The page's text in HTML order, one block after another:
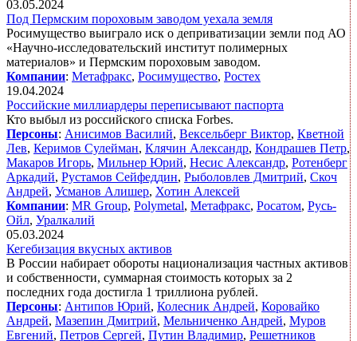
03.05.2024
Под Пермским пороховым заводом уехала земля
Росимущество выиграло иск о деприватизации земли под АО
«Научно-исследовательский институт полимерных
материалов» и Пермским пороховым заводом.
Компании: Метафракс, Росимущество, Ростех
19.04.2024
Российские миллиардеры переписывают паспорта
Кто выбыл из российского списка Forbes.
Персоны: Анисимов Василий, Вексельберг Виктор, Кветной
Лев, Керимов Сулейман, Клячин Александр, Кондрашев Петр,
Макаров Игорь, Мильнер Юрий, Несис Александр, Ротенберг
Аркадий, Рустамов Сейфеддин, Рыболовлев Дмитрий, Скоч
Андрей, Усманов Алишер, Хотин Алексей
Компании: MR Group, Polymetal, Метафракс, Росатом, Русь-
Ойл, Уралкалий
05.03.2024
Кегебизация вкусных активов
В России набирает обороты национализация частных активов
и собственности, суммарная стоимость которых за 2
последних года достигла 1 триллиона рублей.
Персоны: Антипов Юрий, Колесник Андрей, Коровайко
Андрей, Мазепин Дмитрий, Мельниченко Андрей, Муров
Евгений, Петров Сергей, Путин Владимир, Решетников